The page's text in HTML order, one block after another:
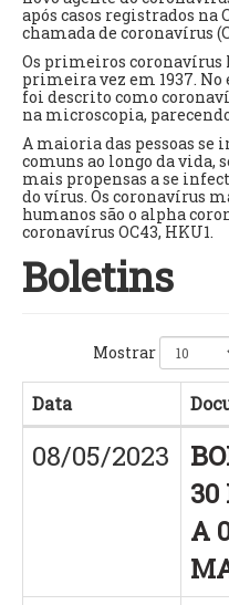
após casos registrados na
chamada de coronavírus
Os primeiros coronavírus
primeira vez em 1937. No
foi descrito como
na microscopia,
A maioria das pessoas se
comuns ao longo da vida,
mais propensas a se
do vírus. Os coronavírus
humanos são o alpha
coronavírus OC43, HKU1.
Boletins
Mostrar
Data
08/05/2023
30
A